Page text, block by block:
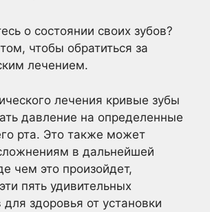
о состоянии своих зубов?
чтобы обратиться за
лечением.
лечения кривые зубы
давление на определенные
рта. Это также может
в дальнейшей
чем это произойдет,
пять удивительных
здоровья от установки